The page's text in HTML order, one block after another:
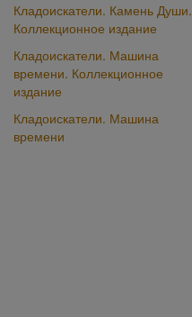
Кладоискатели. Камень Души.
Коллекционное издание
Кладоискатели. Машина
времени. Коллекционное
издание
Кладоискатели. Машина
времени